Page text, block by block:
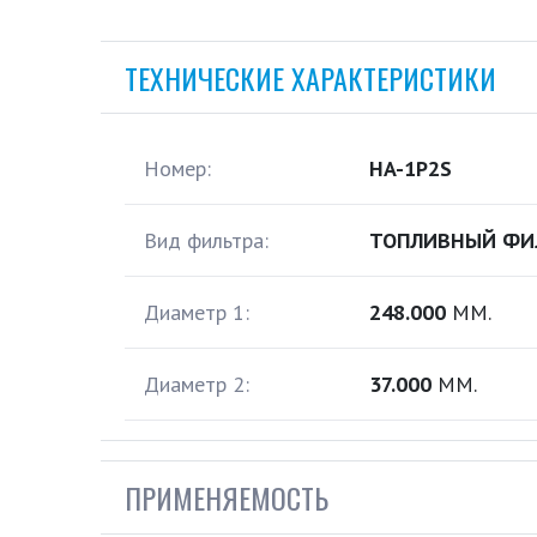
ТЕХНИЧЕСКИЕ ХАРАКТЕРИСТИКИ
Номер: HA-1P2S
Вид фильтра: ТОПЛИВНЫЙ
Диаметр 1: 248.000 ММ.
Диаметр 2: 37.000 ММ.
ПРИМЕНЯЕМОСТЬ